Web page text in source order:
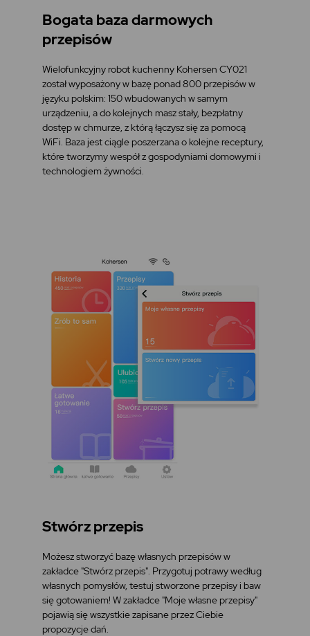
Bogata baza darmowych
przepisów
Wielofunkcyjny robot kuchenny Kohersen CY021
został wyposażony w bazę ponad 800 przepisów w
języku polskim: 150 wbudowanych w samym
urządzeniu, a do kolejnych masz stały, bezpłatny
dostęp w chmurze, z którą łączysz się za pomocą
WiFi. Baza jest ciągle poszerzana o kolejne receptury,
które tworzymy wespół z gospodyniami domowymi i
technologiem żywności.
Stwórz przepis
Możesz stworzyć bazę własnych przepisów w
zakładce "Stwórz przepis". Przygotuj potrawy według
własnych pomysłów, testuj stworzone przepisy i baw
się gotowaniem! W zakładce "Moje własne przepisy"
pojawią się wszystkie zapisane przez Ciebie
propozycje dań.